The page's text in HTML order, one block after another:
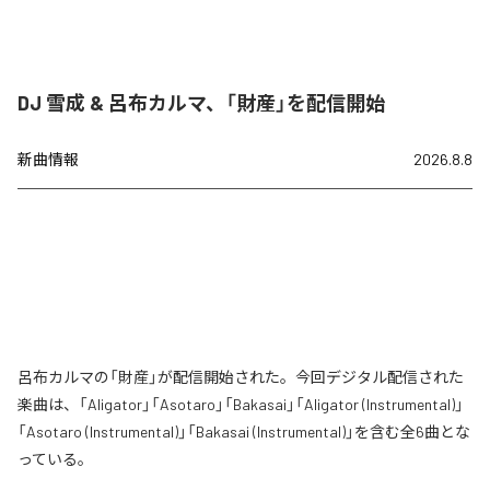
DJ 雪成 & 呂布カルマ、「財産」を配信開始
新曲情報 2026.8.8
呂布カルマの「財産」が配信開始された。今回デジタル配信された
楽曲は、「Aligator」「Asotaro」「Bakasai」「Aligator (Instrumental)」
「Asotaro (Instrumental)」「Bakasai (Instrumental)」を含む全6曲とな
っている。